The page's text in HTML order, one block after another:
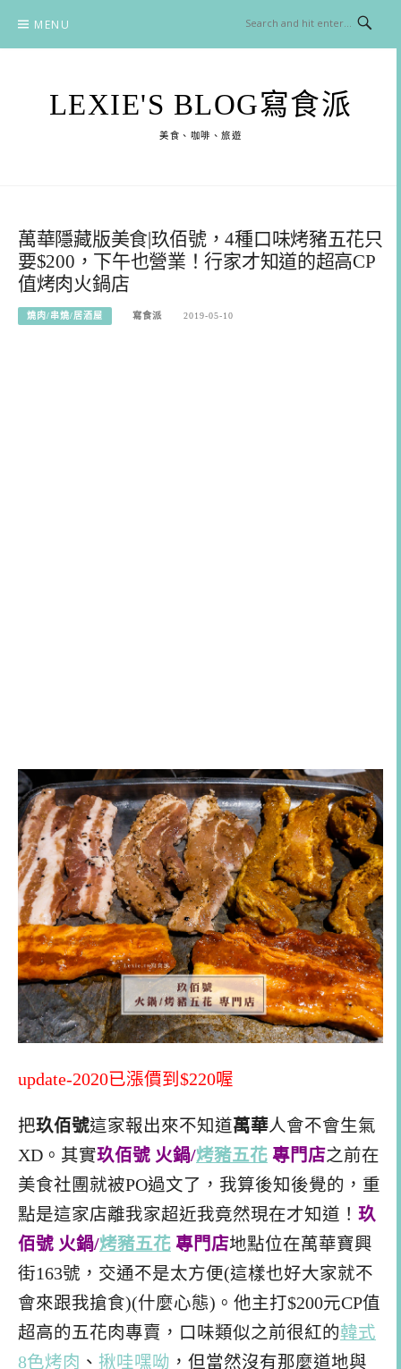
content
MENU
LEXIE'S BLOG寫食派
美食、咖啡、旅遊
萬華隱藏版美食|玖佰號，4種口味烤豬五花只
要$200，下午也營業！行家才知道的超高CP
值烤肉火鍋店
燒肉/串燒/居酒屋 寫食派 2019-05-10
update-2020已漲價到$220喔
把玖佰號這家報出來不知道萬華人會不會生氣
XD。其實玖佰號 火鍋/烤豬五花 專門店之前在
美食社團就被PO過文了，我算後知後覺的，重
點是這家店離我家超近我竟然現在才知道！ 玖
佰號 火鍋/烤豬五花 專門店地點位在萬華寶興
街163號，交通不是太方便(這樣也好大家就不
會來跟我搶食)(什麼心態)。他主打$200元CP值
超高的五花肉專賣，口味類似之前很紅的韓式
8色烤肉 、 揪哇嘿呦 ，但當然沒有那麼道地與